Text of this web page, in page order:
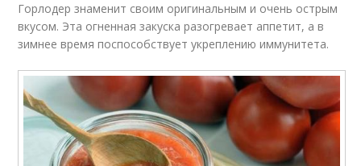
Горлодер знаменит своим оригинальным и очень острым
вкусом. Эта огненная закуска разогревает аппетит, а в
зимнее время поспособствует укреплению иммунитета.